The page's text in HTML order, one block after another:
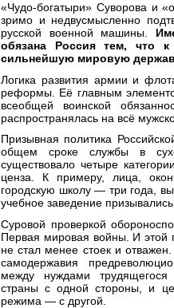
«Чудо-богатыри» Суворова и
зримо и недвусмысленно
русской военной машины.
обязана Россия тем, что
сильнейшую мировую
Логика развития армии и
реформы. Её главным
всеобщей воинской
распространялась на всё
Призывная политика
общем сроке службы в
существовало четыре
ценза. К примеру, лица,
городскую школу — три года,
учебное заведение
Суровой проверкой
Первая мировая войны. И этой
не стал менее стоек и
самодержавия
между нуждами трудящегося
страны с одной стороны, и
режима — с другой.